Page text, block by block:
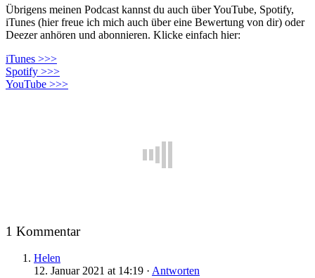
Übrigens meinen Podcast kannst du auch über YouTube, Spotify,
iTunes (hier freue ich mich auch über eine Bewertung von dir) oder
Deezer anhören und abonnieren. Klicke einfach hier:
iTunes >>>
Spotify >>>
YouTube >>>
1 Kommentar
Helen
12. Januar 2021 at 14:19 · Antworten